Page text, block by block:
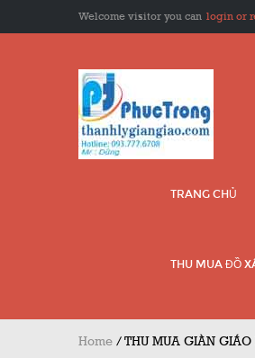
Welcome visitor you can login or
TRANG CHỦ
THU MUA ĐỒ
Home /THU MUA GIÀN